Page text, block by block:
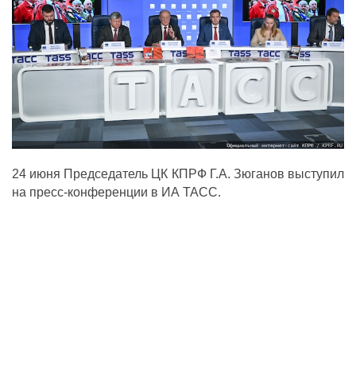
КПРФ ПРОФ
г. Орел, ул. Ковальская,
8 (4862) 22-33-44
8 (4862) 77-88-99
24 июня Председатель ЦК КПРФ Г.А. Зюганов выступил
на пресс-конференции в ИА ТАСС.